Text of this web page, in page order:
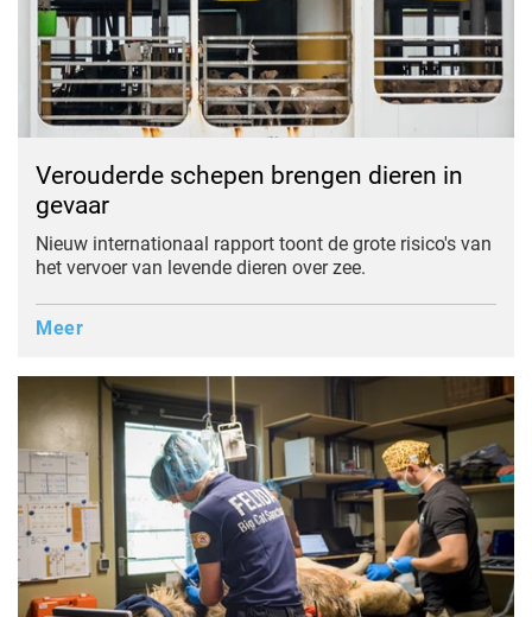
Verouderde schepen brengen dieren in
gevaar
Nieuw internationaal rapport toont de grote risico's van
het vervoer van levende dieren over zee.
Meer